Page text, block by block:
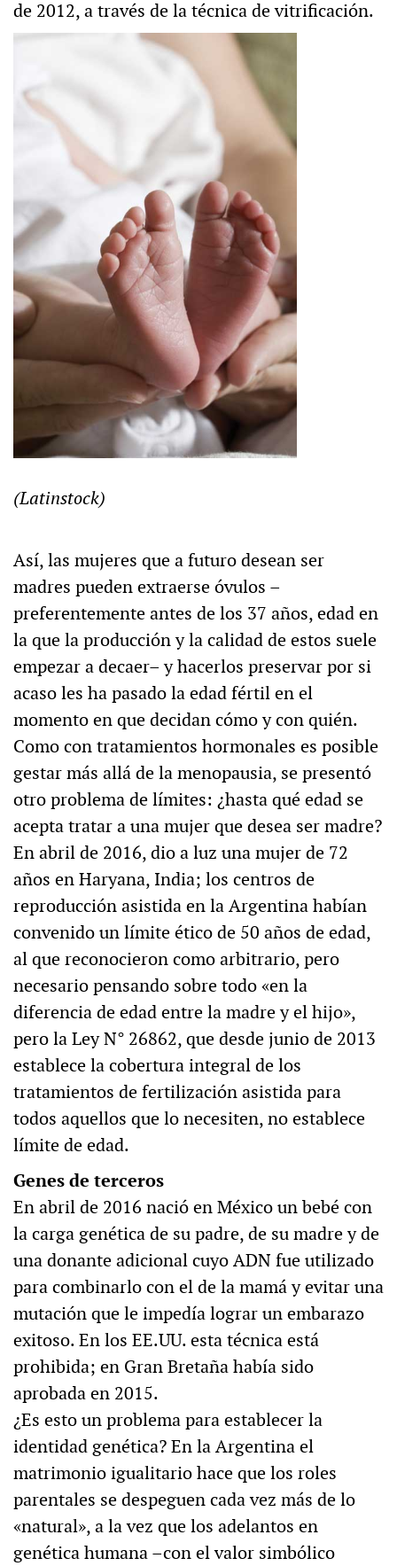
de 2012, a través de la técnica de vitrificación.
(Latinstock)
Así, las mujeres que a futuro desean ser
madres pueden extraerse óvulos –
preferentemente antes de los 37 años, edad en
la que la producción y la calidad de estos suele
empezar a decaer– y hacerlos preservar por si
acaso les ha pasado la edad fértil en el
momento en que decidan cómo y con quién.
Como con tratamientos hormonales es posible
gestar más allá de la menopausia, se presentó
otro problema de límites: ¿hasta qué edad se
acepta tratar a una mujer que desea ser madre?
En abril de 2016, dio a luz una mujer de 72
años en Haryana, India; los centros de
reproducción asistida en la Argentina habían
convenido un límite ético de 50 años de edad,
al que reconocieron como arbitrario, pero
necesario pensando sobre todo «en la
diferencia de edad entre la madre y el hijo»,
pero la Ley N° 26862, que desde junio de 2013
establece la cobertura integral de los
tratamientos de fertilización asistida para
todos aquellos que lo necesiten, no establece
límite de edad.
Genes de terceros
En abril de 2016 nació en México un bebé con
la carga genética de su padre, de su madre y de
una donante adicional cuyo ADN fue utilizado
para combinarlo con el de la mamá y evitar una
mutación que le impedía lograr un embarazo
exitoso. En los EE.UU. esta técnica está
prohibida; en Gran Bretaña había sido
aprobada en 2015.
¿Es esto un problema para establecer la
identidad genética? En la Argentina el
matrimonio igualitario hace que los roles
parentales se despeguen cada vez más de lo
«natural», a la vez que los adelantos en
genética humana –con el valor simbólico